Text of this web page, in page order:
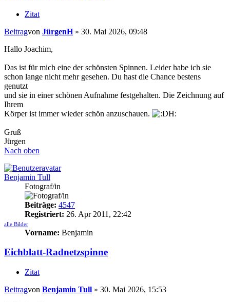
Zitat
Beitragvon JürgenH» 30. Mai 2026, 09:48
Hallo Joachim,
Das ist für mich eine der schönsten Spinnen. Leider habe ich sie
schon lange nicht mehr gesehen. Du hast die Chance bestens
genutzt
und sie in einer schönen Aufnahme festgehalten. Die Zeichnung auf
Ihrem
Körper ist immer wieder schön anzuschauen.
Gruß
Jürgen
Nach oben
Benjamin Tull
Fotograf/in
Beiträge: 4547
Registriert: 26. Apr 2011, 22:42
alle Bilder
Vorname: Benjamin
Eichblatt-Radnetzspinne
Zitat
Beitragvon Benjamin Tull » 30. Mai 2026, 15:53